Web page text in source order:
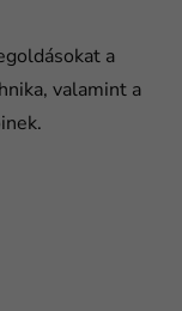
a
valamint a